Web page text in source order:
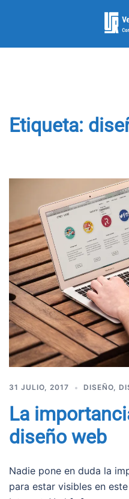
Etiqueta:
31 JULIO, 2017 DISEÑO,
La
diseño web
Nadie pone en duda la
para estar visibles en